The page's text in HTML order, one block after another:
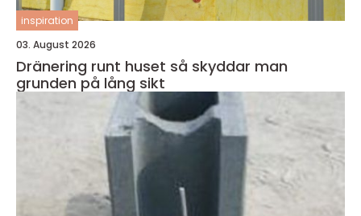
inspiration
03. August 2026
Dränering runt huset så skyddar man
grunden på lång sikt